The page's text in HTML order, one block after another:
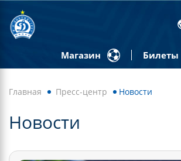
Магазин Билеты
Главная Пресс-центр Новости
Новости